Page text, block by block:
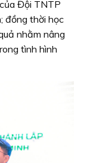
Đội TNTP
đồng thời học
nhằm nâng
tình hình